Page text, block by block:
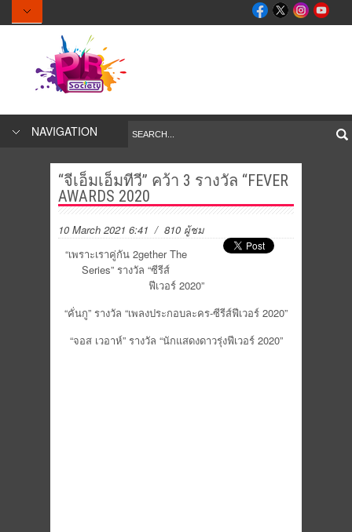
NAVIGATION
“จีเอ็มเอ็มทีวี” คว้า 3 รางวัล “FEVER
AWARDS 2020
10 March 2021 6:41 / 810 ผู้ชม
“เพราะเราคู่กัน 2getherThe
Series”รางวัล “ซีรีส์
ฟีเวอร์ 2020”
“คั่นกู” รางวัล “เพลงประกอบละคร-ซีรีส์ฟีเวอร์ 2020”
“จอส เวอาห์” รางวัล “นักแสดงดาวรุ่งฟีเวอร์ 2020”